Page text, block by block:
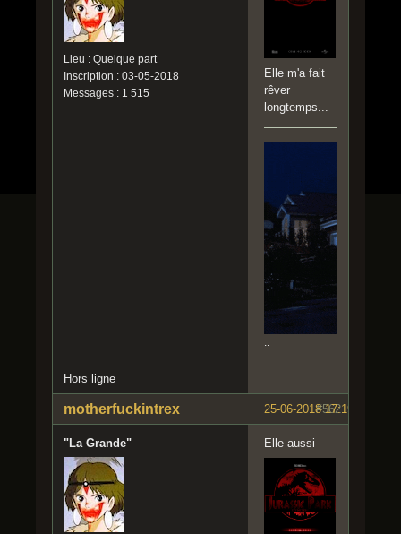
Lieu : Quelque part
Inscription : 03-05-2018
Messages : 1 515
Elle m'a fait
rêver
longtemps...
Hors ligne
#562
25-06-2018 17:19:44
motherfuckintrex
"La Grande" Elle aussi